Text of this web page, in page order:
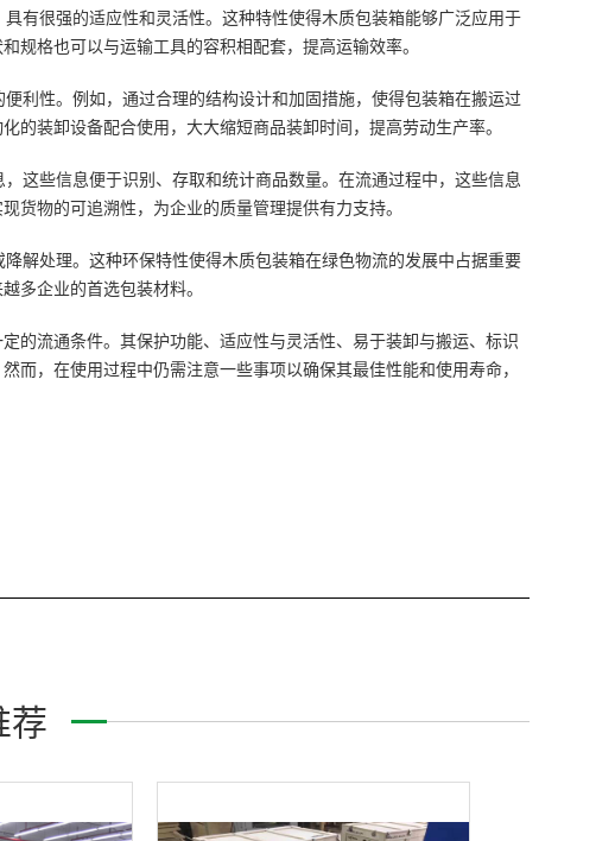
很强的适应性和灵活性。这种特性使得木质包装箱能够广泛应用于
规格也可以与运输工具的容积相配套，提高运输效率。
性。例如，通过合理的结构设计和加固措施，使得包装箱在搬运过
装卸设备配合使用，大大缩短商品装卸时间，提高劳动生产率。
些信息便于识别、存取和统计商品数量。在流通过程中，这些信息
货物的可追溯性，为企业的质量管理提供有力支持。
处理。这种环保特性使得木质包装箱在绿色物流的发展中占据重要
多企业的首选包装材料。
的流通条件。其保护功能、适应性与灵活性、易于装卸与搬运、标识
，在使用过程中仍需注意一些事项以确保其最佳性能和使用寿命，
荐